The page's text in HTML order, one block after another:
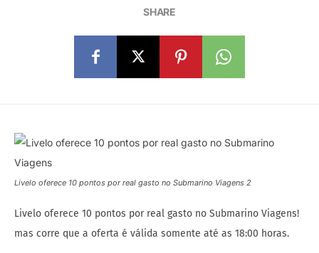
SHARE
Livelo oferece 10 pontos por real gasto no Submarino Viagens 2
Livelo oferece 10 pontos por real gasto no Submarino Viagens!
mas corre que a oferta é válida somente até as 18:00 horas.